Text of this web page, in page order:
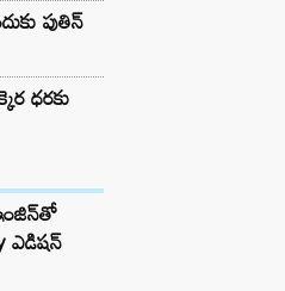
పుతిన్
ధరకు
ఎడిషన్